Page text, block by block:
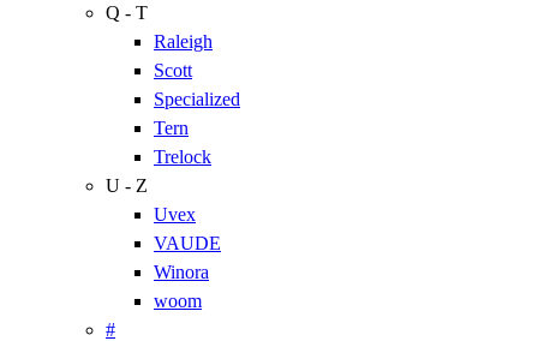
Q - T
Raleigh
Scott
Specialized
Tern
Trelock
U - Z
Uvex
VAUDE
Winora
woom
#